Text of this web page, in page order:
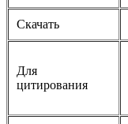
Скачать
Для
цитирования